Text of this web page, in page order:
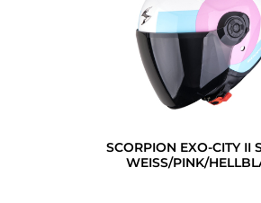
SCORPION EXO-CITY II
WEISS/PINK/